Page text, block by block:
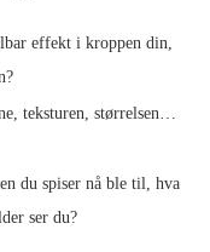
effekt i kroppen din,
teksturen, størrelsen…
du spiser nå ble til, hva
ser du?